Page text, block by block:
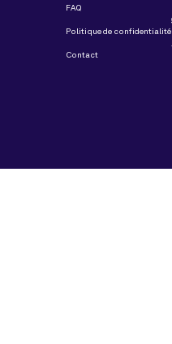
FAQ
Politique de confidentialité
Contact